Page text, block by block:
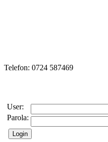
Telefon: 0724 587469
User:
Parola: